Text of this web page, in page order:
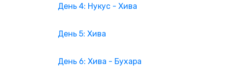
День 4: Нукус - Хива
День 5: Хива
День 6: Хива - Бухара